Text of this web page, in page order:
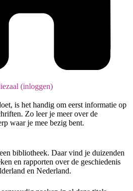
(inloggen)
is het handig om eerst informatie op
Zo leer je meer over de
waar je mee bezig bent.
bibliotheek. Daar vind je duizenden
en rapporten over de geschiedenis
en Nederland.